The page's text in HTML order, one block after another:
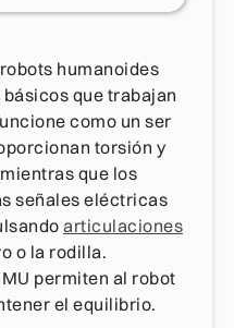
humanoides
que trabajan
como un ser
torsión y
que los
señales eléctricas
articulaciones
o la rodilla.
permiten al robot
el equilibrio.